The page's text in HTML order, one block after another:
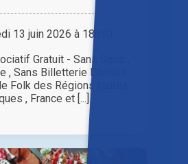
13 juin 2026 à 18h30
Gratuit - Sans Sono ,
, Sans Billetterie Danses
Folk des Régions toutes
, France et [...]